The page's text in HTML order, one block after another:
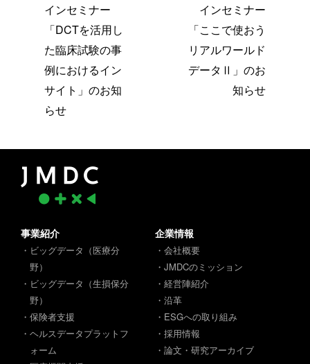
インセミナー
「DCTを活用し
た臨床試験の事
例におけるイン
サイト」のお知
らせ
インセミナー
「ここで使おう
リアルワールド
データⅡ」のお
知らせ
事業紹介
・ビッグデータ（医療分
野）
・ビッグデータ（生損保分
野）
・保険者支援
・ヘルスデータプラットフ
ォーム
企業情報
・会社概要
・JMDCのミッション
・経営陣紹介
・沿革
・ESGへの取り組み
・採用情報
・論文・研究アーカイブ